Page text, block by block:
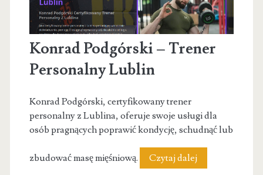
Konrad Podgórski – Trener
Personalny Lublin
Konrad Podgórski, certyfikowany trener
personalny z Lublina, oferuje swoje usługi dla
osób pragnących poprawić kondycję, schudnąć lub
zbudować masę mięśniową. Czytaj dalejKonrad